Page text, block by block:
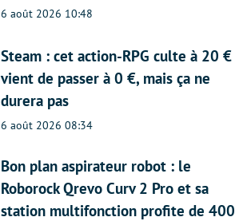
6 août 2026 10:48
Steam : cet action-RPG culte à 20 €
vient de passer à 0 €, mais ça ne
durera pas
6 août 2026 08:34
Bon plan aspirateur robot : le
Roborock Qrevo Curv 2 Pro et sa
station multifonction profite de 400